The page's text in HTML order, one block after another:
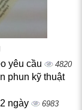
yêu cầu 4820
phun kỹ thuật
ngày 6983